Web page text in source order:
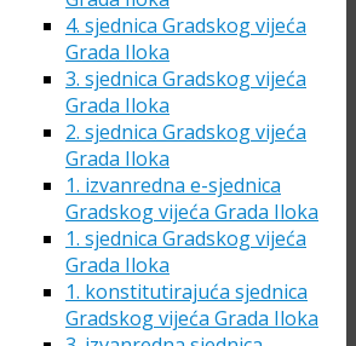
4. sjednica Gradskog vijeća
Grada Iloka
3. sjednica Gradskog vijeća
Grada Iloka
2. sjednica Gradskog vijeća
Grada Iloka
1. izvanredna e-sjednica
Gradskog vijeća Grada Iloka
1. sjednica Gradskog vijeća
Grada Iloka
1. konstitutirajuća sjednica
Gradskog vijeća Grada Iloka